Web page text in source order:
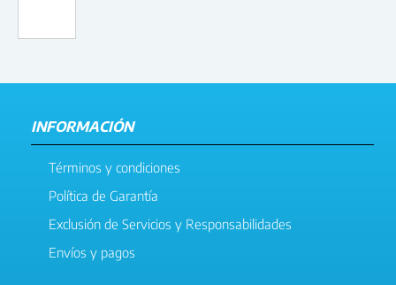
INFORMACIÓN
Términos y condiciones
Política de Garantía
Exclusión de Servicios y Responsabilidades
Envíos y pagos